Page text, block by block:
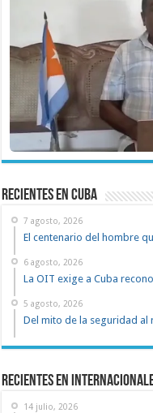
recientes en cuba
7 agosto, 2026
El centenario del hombre
6 agosto, 2026
La OIT exige a Cuba
5 agosto, 2026
Del mito de la seguridad al
Recientes en
14 julio, 2026